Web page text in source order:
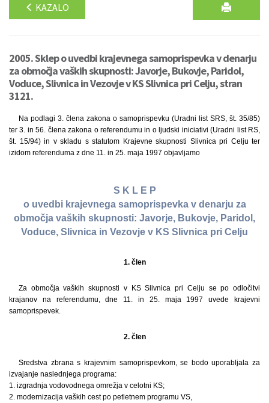
KAZALO
2005. Sklep o uvedbi krajevnega samoprispevka v denarju
za območja vaških skupnosti: Javorje, Bukovje, Paridol,
Voduce, Slivnica in Vezovje v KS Slivnica pri Celju, stran
3121.
Na podlagi 3. člena zakona o samoprispevku (Uradni list SRS, št. 35/85)
ter 3. in 56. člena zakona o referendumu in o ljudski iniciativi (Uradni list RS,
št. 15/94) in v skladu s statutom Krajevne skupnosti Slivnica pri Celju ter
izidom referenduma z dne 11. in 25. maja 1997 objavljamo
S K L E P
o uvedbi krajevnega samoprispevka v denarju za
območja vaških skupnosti: Javorje, Bukovje, Paridol,
Voduce, Slivnica in Vezovje v KS Slivnica pri Celju
1. člen
Za območja vaških skupnosti v KS Slivnica pri Celju se po odločitvi
krajanov na referendumu, dne 11. in 25. maja 1997 uvede krajevni
samoprispevek.
2. člen
Sredstva zbrana s krajevnim samoprispevkom, se bodo uporabljala za
izvajanje naslednjega programa:
1. izgradnja vodovodnega omrežja v celotni KS;
2. modernizacija vaških cest po petletnem programu VS,